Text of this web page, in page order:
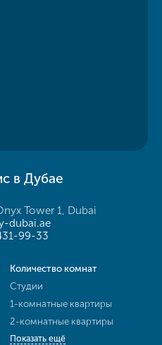
в Дубае
Tower 1, Dubai
dubai.ae
99-33
Количество комнат
Студии
1-комнатные квартиры
2-комнатные квартиры
Показать ещё